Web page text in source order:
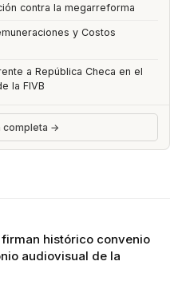
contra la megarreforma
y Costos
a República Checa en el
la FIVB
completa →
histórico convenio
audiovisual de la